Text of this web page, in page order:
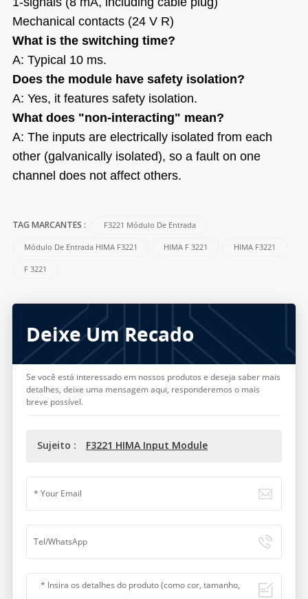
Mechanical contacts (24 V R)
What is the switching time?
A: Typical 10 ms.
Does the module have safety isolation?
A: Yes, it features safety isolation.
What does "non-interacting" mean?
A: The inputs are electrically isolated from each
other (galvanically isolated), so a fault on one
channel does not affect others.
TAG MARCANTES : F3221 Módulo De Entrada
Módulo De Entrada HIMA F3221 HIMA F 3221 HIMA F3221
F 3221
Deixe Um Recado
Se você está interessado em nossos produtos e deseja saber mais
detalhes, deixe uma mensagem aqui, responderemos o mais
breve possível.
Sujeito : F3221 HIMA Input Module